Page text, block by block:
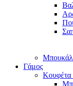
Γάμος
Κουφέτα